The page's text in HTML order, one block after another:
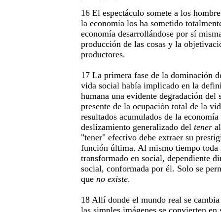
16 El espectáculo somete a los
la economía los ha sometido
economía desarrollándose por sí
producción de las cosas y la
productores.
17 La primera fase de la dominación
vida social había implicado en la
humana una evidente degradación del
presente de la ocupación total de la
resultados acumulados de la
deslizamiento generalizado del tener
"tener" efectivo debe extraer su
función última. Al mismo tiempo toda
transformado en social, dependiente
social, conformada por él. Solo se
que no existe.
18 Allí donde el mundo real se
las simples imágenes se convierten en